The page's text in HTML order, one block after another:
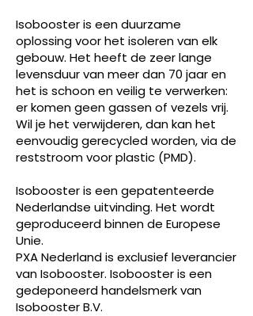
Isobooster is een duurzame
oplossing voor het isoleren van elk
gebouw. Het heeft de zeer lange
levensduur van meer dan 70 jaar en
het is schoon en veilig te verwerken:
er komen geen gassen of vezels vrij.
Wil je het verwijderen, dan kan het
eenvoudig gerecycled worden, via de
reststroom voor plastic (PMD).
Isobooster is een gepatenteerde
Nederlandse uitvinding. Het wordt
geproduceerd binnen de Europese
Unie.
PXA Nederland is exclusief leverancier
van Isobooster. Isobooster is een
gedeponeerd handelsmerk van
Isobooster B.V.